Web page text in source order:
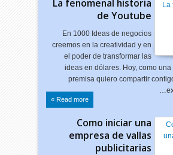
La fenomenal historia
de Youtube
En 1000 Ideas de negocios
creemos en la creatividad y en
el poder de transformar las
ideas en dólares. Hoy, como
premisa quiero compartir
Read more »
Como iniciar una
empresa de vallas
publicitarias